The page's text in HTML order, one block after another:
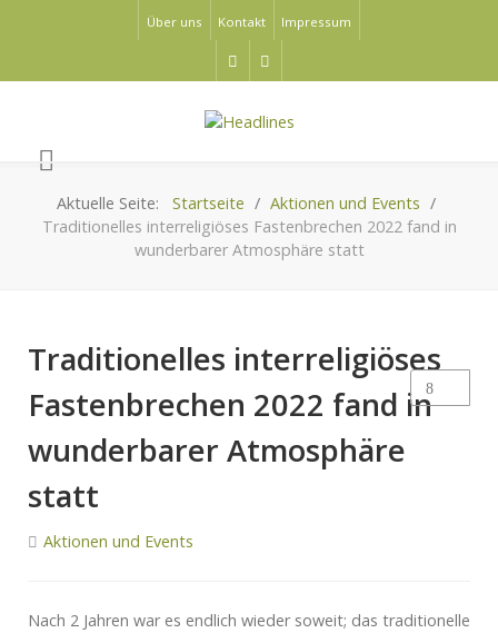
Über uns Kontakt Impressum
Aktuelle Seite: Startseite
Aktionen und Events
Traditionelles interreligiöses Fastenbrechen 2022 fand in
wunderbarer Atmosphäre statt
Traditionelles interreligiöses
Fastenbrechen 2022 fand in
wunderbarer Atmosphäre
statt
Aktionen und Events
Nach 2 Jahren war es endlich wieder soweit; das traditionelle